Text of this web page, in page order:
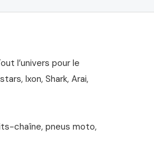
l’univers pour le
Ixon, Shark, Arai,
chaîne, pneus moto,